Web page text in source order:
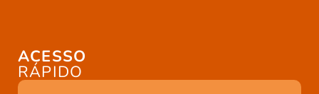
ACESSO
RÁPIDO